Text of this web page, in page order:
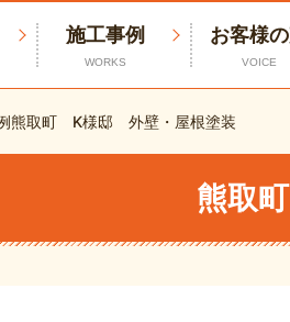
施工事例
WORKS
お客様
VOICE
熊取町 K様邸 外壁・屋根塗装
熊取